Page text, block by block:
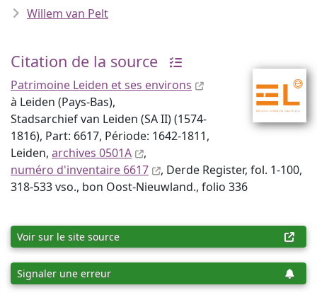
Willem van Pelt
Citation de la source
Patrimoine Leiden et ses environs
à Leiden (Pays-Bas),
Stadsarchief van Leiden (SA II) (1574-
1816), Part: 6617, Période: 1642-1811,
Leiden, archives 0501A
,
numéro d'inventaire 6617
, Derde Register, fol. 1-100,
318-533 vso., bon Oost-Nieuwland., folio 336
Voir sur le site source
Signaler une erreur